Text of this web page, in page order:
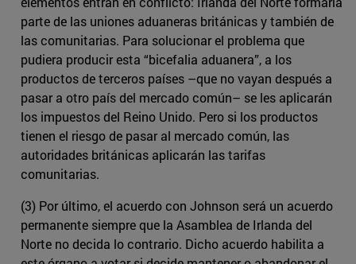
parte de las uniones aduaneras británicas y también de
las comunitarias. Para solucionar el problema que
pudiera producir esta “bicefalia aduanera”, a los
productos de terceros países –que no vayan después a
pasar a otro país del mercado común– se les aplicarán
los impuestos del Reino Unido. Pero si los productos
tienen el riesgo de pasar al mercado común, las
autoridades británicas aplicarán las tarifas
comunitarias.
(3) Por último, el acuerdo con Johnson será un acuerdo
permanente siempre que la Asamblea de Irlanda del
Norte no decida lo contrario. Dicho acuerdo habilita a